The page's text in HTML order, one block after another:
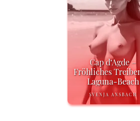
Cap d‘Agde –
Fröhliches
Laguna-Beach
SVENJA ANSBACH